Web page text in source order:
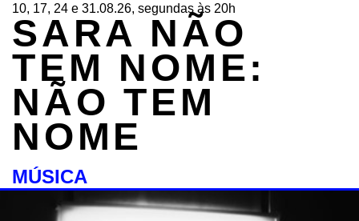
10, 17, 24 e 31.08.26, segundas às 20h
SARA NÃO
TEM NOME:
NÃO TEM
NOME
MÚSICA